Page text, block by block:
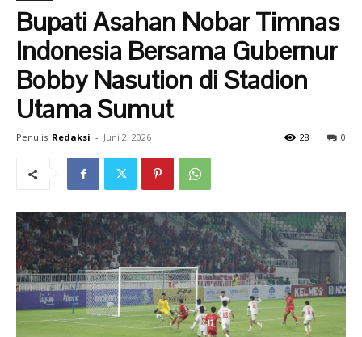
Bupati Asahan Nobar Timnas
Indonesia Bersama Gubernur
Bobby Nasution di Stadion
Utama Sumut
Penulis Redaksi - Juni 2, 2026 0
28